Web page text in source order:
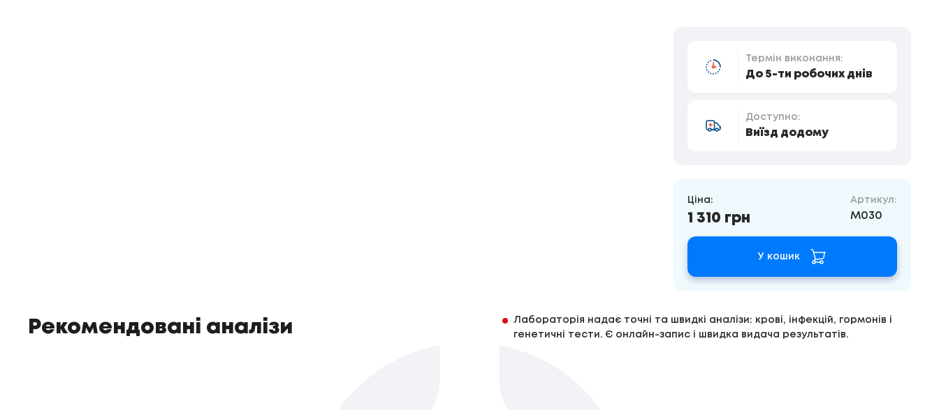
Термін виконання:
До 5-ти робочих днів
Доступно:
Виїзд додому
Ціна:
1 310 грн
Артикул:
M030
У кошик
Рекомендовані аналізи
Лабораторія надає точні та швидкі аналізи: крові, інфекцій, гормонів і
генетичні тести. Є онлайн-запис і швидка видача результатів.